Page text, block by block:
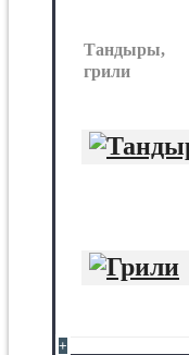
Тандыры,
грили
+